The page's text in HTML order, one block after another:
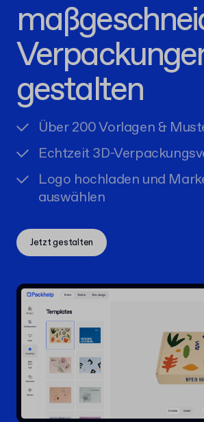
gestalten
Über 200 Vorlagen &
Echtzeit 3D-
Logo hochladen und
auswählen
Jetzt gestalten